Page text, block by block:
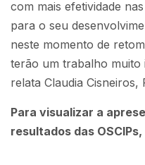
com mais efetividade
para o seu
neste momento de
terão um trabalho muito
relata Claudia Cisneiros,
Para visualizar a
resultados das OSCIPs,